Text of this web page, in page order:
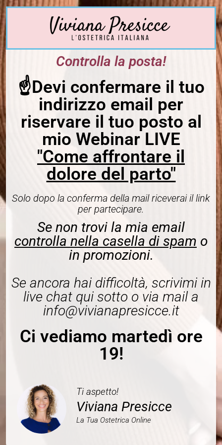
Controlla la posta!
☝️Devi confermare il tuo
indirizzo email per
riservare il tuo posto al
mio Webinar LIVE
"Come affrontare il
dolore del parto"
Solo dopo la conferma della mail riceverai il link
per partecipare.
Se non trovi la mia email
controlla nella casella di spam o
in promozioni.
Se ancora hai difficoltà, scrivimi in
live chat qui sotto o via mail a
info@vivianapresicce.it
Ci vediamo martedì ore
19!
Ti aspetto!
Viviana Presicce
La Tua Ostetrica Online